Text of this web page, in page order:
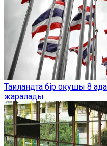
Таиландта бір оқушы 8
жаралады